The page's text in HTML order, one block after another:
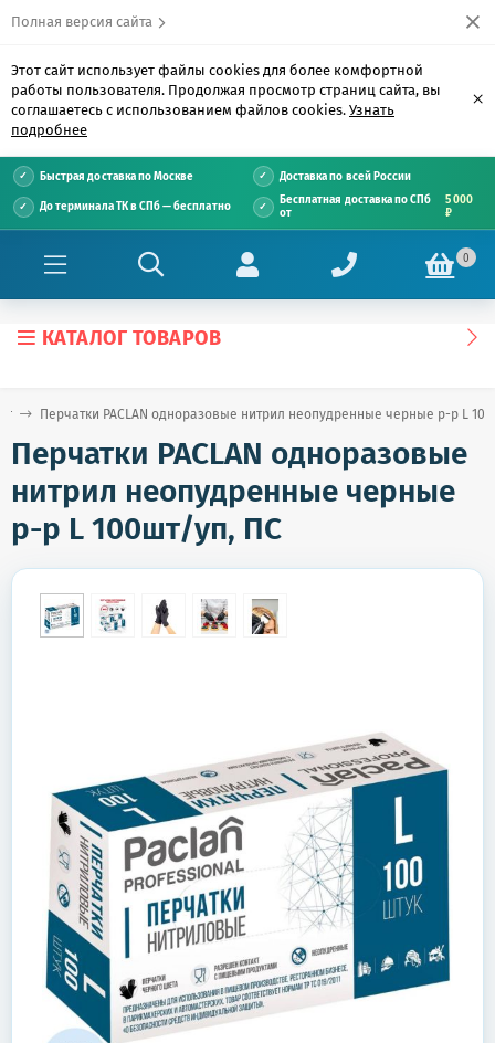
Полная версия сайта
Этот сайт использует файлы cookies для более комфортной
работы пользователя. Продолжая просмотр страниц сайта, вы
соглашаетесь с использованием файлов cookies. Узнать
подробнее
×
Быстрая доставка по Москве Доставка по всей России
До терминала ТК в СПб — бесплатно
Бесплатная доставка по СПб
от
5 000
₽
0
КАТАЛОГ ТОВАРОВ
Перчатки PACLAN одноразовые нитрил неопудренные черные р-р L
Перчатки PACLAN одноразовые
нитрил неопудренные черные
р-р L 100шт/уп, ПС